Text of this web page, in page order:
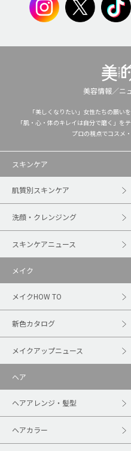
美容情報／ニ
「美しくなりたい」女性たちの願い
「肌・心・体のキレイは自分で磨く」を
プロの視点でコスメ
スキンケア
肌質別スキンケア
洗顔・クレンジング
スキンケアニュース
メイク
メイクHOW TO
新色カタログ
メイクアップニュース
ヘア
ヘアアレンジ・髪型
ヘアカラー